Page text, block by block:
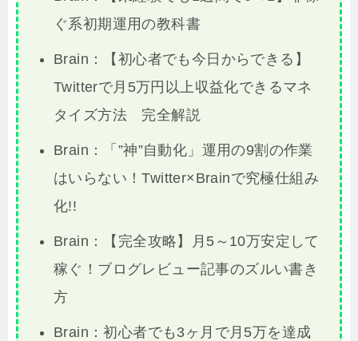
ぐ系初期運用の教科書
Brain：【初心者でも今日からできる】
Twitterで月5万円以上収益化できるマネ
タイズ方法 完全解説
Brain：「”神”自動化」運用の9割の作業
はいらない！Twitter×Brainで究極仕組み
化!!
Brain：【完全攻略】月5～10万安定して
稼ぐ！ブログレビュー記事のズルい書き
方
Brain：初心者でも3ヶ月で月5万を達成